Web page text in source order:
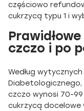
częściowo
cukrzycą typu 1 i
czczo i po
Według
Diabetologicznego,
czczo wynosi 70-99
cukrzycą docelowe